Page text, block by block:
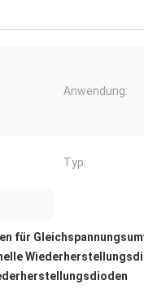
Anwendung:
Typ:
für